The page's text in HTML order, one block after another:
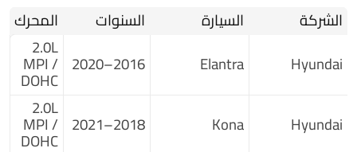
الشركة
السيارة السنوات
المحرك
Hyundai
Elantra
2016–2020
2.0L
MPI /
DOHC
Hyundai
Kona
2018–2021
2.0L
MPI /
DOHC